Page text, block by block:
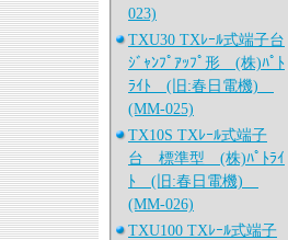
023)
TXU30 TXﾚｰﾙ式端子台
ｼﾞｬﾝﾌﾟｱｯﾌﾟ形 (株)ﾊﾟﾄ
ﾗｲﾄ (旧:春日電機)
(MM-025)
TX10S TXﾚｰﾙ式端子
台 標準型 (株)ﾊﾟﾄﾗｲ
ﾄ (旧:春日電機)
(MM-026)
TXU100 TXﾚｰﾙ式端子